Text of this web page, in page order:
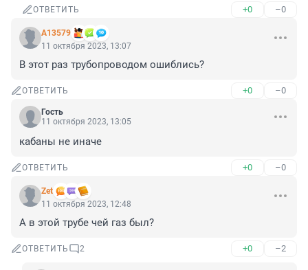
ОТВЕТИТЬ +0 –0
А13579
11 октября 2023, 13:07
В этот раз трубопроводом ошиблись?
ОТВЕТИТЬ +0 –0
Гость
11 октября 2023, 13:05
кабаны не иначе
ОТВЕТИТЬ +0 –0
Zet
11 октября 2023, 12:48
А в этой трубе чей газ был?
ОТВЕТИТЬ 2 +0 –2